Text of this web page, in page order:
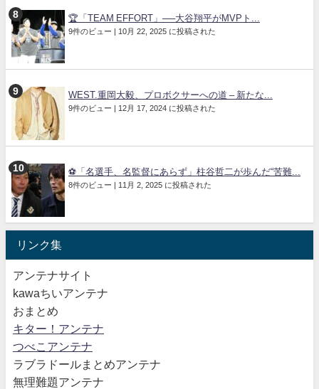
🏆「TEAM EFFORT」──大谷翔平がMVPト...
9件のビュー | 10月 22, 2025 に投稿された
WEST.重岡大毅、プロボクサーへの道 – 新たな...
9件のビュー | 12月 17, 2024 に投稿された
⚽「名選手、名監督にあらず」柱谷哲二が歩んだ“苦難...
8件のビュー | 11月 2, 2025 に投稿された
リンク集
アンテナサイト
kawaちいアンテナ
おまとめ
キター！アンテナ
つべこアンテナ
ラブラドールまとめアンテナ
無理難題アンテナ